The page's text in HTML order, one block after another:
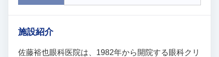
施設紹介
佐藤裕也眼科医院は、1982年から開院する眼科クリ